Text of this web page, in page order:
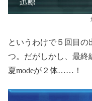
というわけで５回目の
つ。だがしかし、最終
夏modeが２体……！